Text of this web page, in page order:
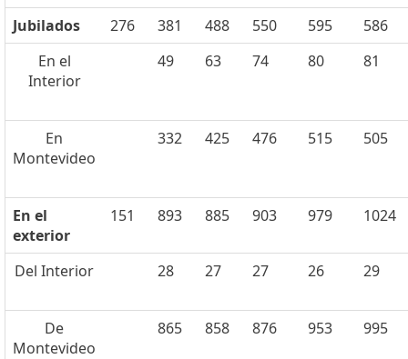
Jubilados 276 381 488 550 595
586
En el
Interior
49 63 74 80 81
En
Montevideo
332 425 476 515 505
En el
exterior
151 893 885 903 979 1024
Del Interior 28 27 27 26 29
De
Montevideo
865 858 876 953 995